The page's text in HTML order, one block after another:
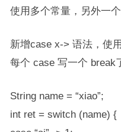
使用多个常量，另外一个
新增​​case x->​​ 语法，使
每个 case 写一个 break
String name = “xiao”;
int ret = switch (name) {